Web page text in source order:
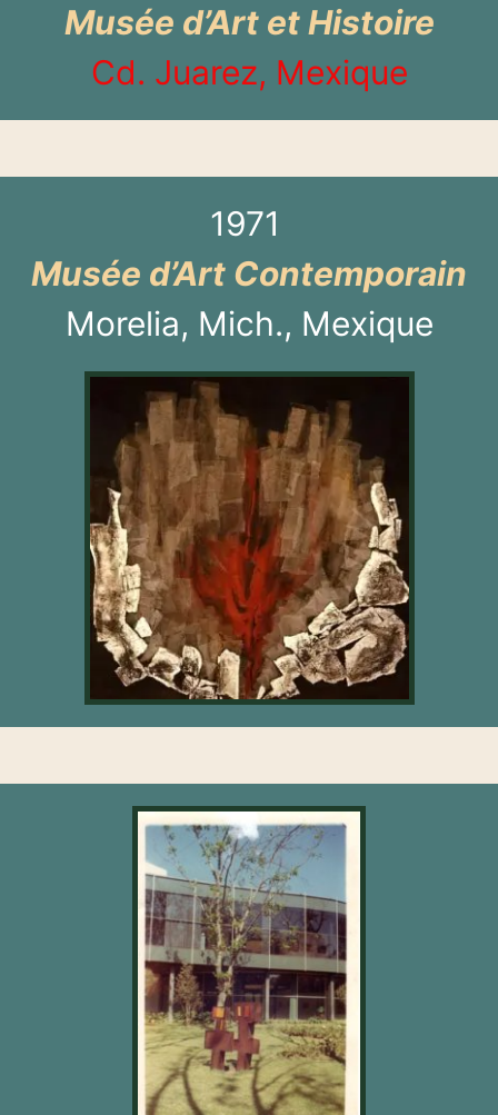
Musée d’Art et Histoire
Cd. Juarez, Mexique
1971
Musée d’Art Contemporain
Morelia, Mich., Mexique